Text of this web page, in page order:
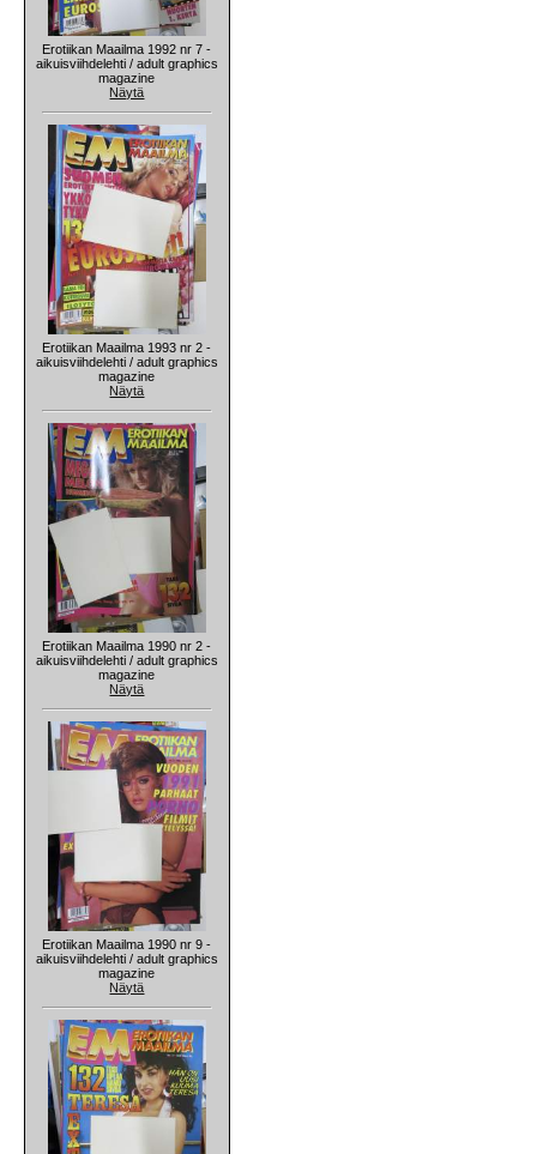
Erotiikan Maailma 1992 nr 7 -
aikuisviihdelehti / adult graphics
magazine
Näytä
Erotiikan Maailma 1993 nr 2 -
aikuisviihdelehti / adult graphics
magazine
Näytä
Erotiikan Maailma 1990 nr 2 -
aikuisviihdelehti / adult graphics
magazine
Näytä
Erotiikan Maailma 1990 nr 9 -
aikuisviihdelehti / adult graphics
magazine
Näytä